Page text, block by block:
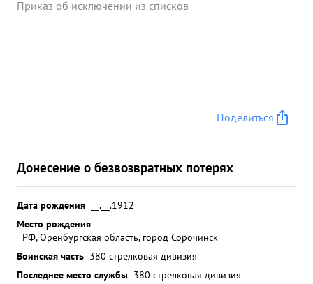
Приказ об исключении из списков
Поделиться
Донесение о безвозвратных потерях
Дата рождения
__.__.1912
Место рождения
РФ, Оренбургская область, город Сорочинск
Воинская часть 380 стрелковая дивизия
Последнее место службы 380 стрелковая дивизия